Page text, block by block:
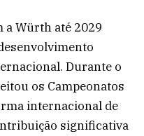
a Würth até 2029
Durante o
os Campeonatos
internacional de
significativa